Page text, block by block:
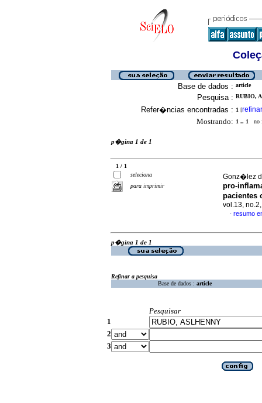
Base de dados : article
Pesquisa : RUBIO,
Refer�ncias encontradas : 1 [refinar
Mostrando: 1 .. 1 no
p�gina 1 de 1
1 / 1
seleciona
para imprimir
Gonz�lez
pro-
pacientes
vol.13,
· resumo
p�gina 1 de 1
Refinar a pesquisa
Base de dados : article
Pesquisar
1
2
3